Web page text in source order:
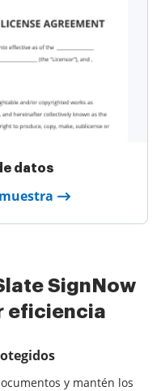
datos
SignNow
eficiencia
y mantén los